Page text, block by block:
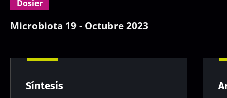
Dosier
Microbiota 19 - Octubre 2023
Síntesis